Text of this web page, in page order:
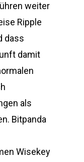
weiter
Ripple
dass
damit
als
Bitpanda
Wisekey